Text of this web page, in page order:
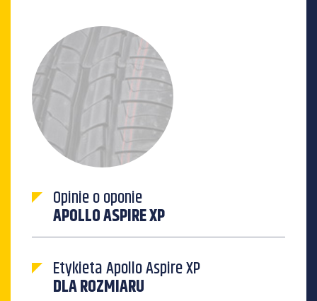
Opinie o oponie
APOLLO ASPIRE XP
Etykieta Apollo Aspire XP
DLA ROZMIARU